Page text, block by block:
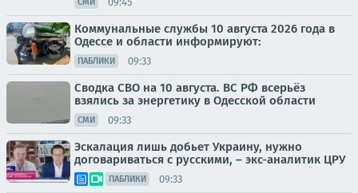
Коммунальные службы 10 августа 2026 года в
Одессе и области информируют:
ПАБЛИКИ 09:33
Сводка СВО на 10 августа. ВС РФ всерьёз
взялись за энергетику в Одесской области
СМИ 09:33
Эскалация лишь добьет Украину, нужно
договариваться с русскими, – экс-аналитик ЦРУ
ПАБЛИКИ 09:33